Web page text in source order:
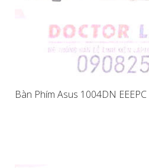
Bàn Phím Asus 1004DN